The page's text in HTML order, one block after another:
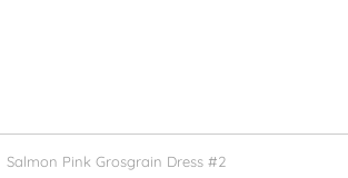
Salmon Pink Grosgrain Dress #2